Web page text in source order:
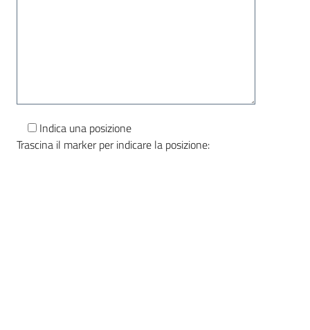
Indica una posizione
Trascina il marker per indicare la posizione: